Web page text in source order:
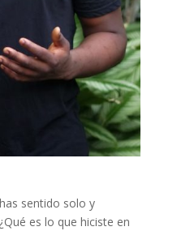
sentido solo y
es lo que hiciste en